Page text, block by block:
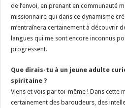
de l’envoi, en prenant en communauté
missionnaire qui dans ce dynamisme
m’entraînera certainement à découvrir
langues qui me sont encore inconnus
progressent.
Que dirais-tu à un jeune adulte
spiritaine ?
Viens et vois par toi-même ! Dans cette
certainement des baroudeurs, des